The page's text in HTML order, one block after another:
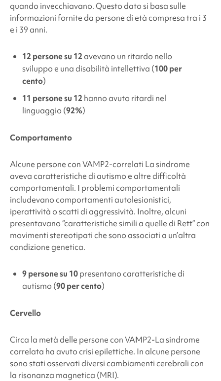
quando invecchiavano. Questo dato si basa sulle
informazioni fornite da persone di età compresa tra i 3
e i 39 anni.
12 persone su 12 avevano un ritardo nello
sviluppo e una disabilità intellettiva (100 per
cento)
11 persone su 12 hanno avuto ritardi nel
linguaggio (92%)
Comportamento
Alcune persone conVAMP2-correlati La sindrome
aveva caratteristiche di autismo e altre difficoltà
comportamentali. I problemi comportamentali
includevano comportamenti autolesionistici,
iperattività o scatti di aggressività. Inoltre, alcuni
presentavano “caratteristiche simili a quelle di Rett” con
movimenti stereotipati che sono associati a un’altra
condizione genetica.
9 persone su 10presentano caratteristiche di
autismo (90 per cento)
Cervello
Circa la metà delle persone conVAMP2-La sindrome
correlata ha avuto crisi epilettiche. In alcune persone
sono stati osservati diversi cambiamenti cerebrali con
la risonanza magnetica (MRI).